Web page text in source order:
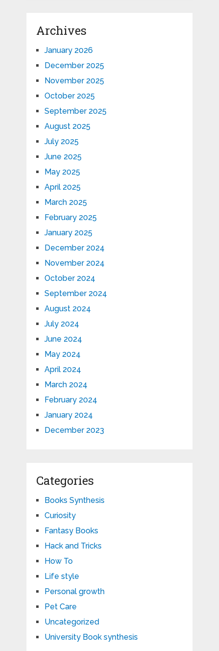
Archives
January 2026
December 2025
November 2025
October 2025
September 2025
August 2025
July 2025
June 2025
May 2025
April 2025
March 2025
February 2025
January 2025
December 2024
November 2024
October 2024
September 2024
August 2024
July 2024
June 2024
May 2024
April 2024
March 2024
February 2024
January 2024
December 2023
Categories
Books Synthesis
Curiosity
Fantasy Books
Hack and Tricks
How To
Life style
Personal growth
Pet Care
Uncategorized
University Book synthesis